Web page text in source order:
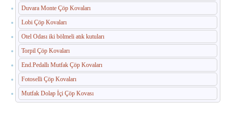
Duvara Monte Çöp Kovaları
Lobi Çöp Kovaları
Otel Odası iki bölmeli atık kutuları
Torpil Çöp Kovaları
End.Pedallı Mutfak Çöp Kovaları
Fotoselli Çöp Kovaları
Mutfak Dolap İçi Çöp Kovası